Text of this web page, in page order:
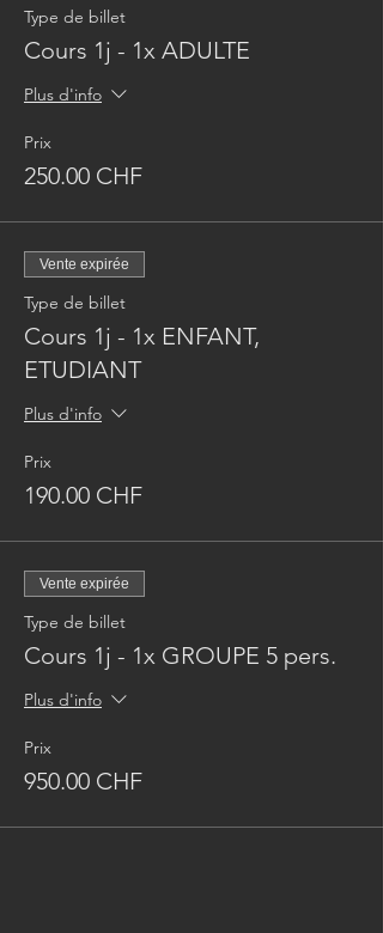
Type de billet
Cours 1j - 1x ADULTE
Plus d'info
Prix
250.00 CHF
Vente expirée
Type de billet
Cours 1j - 1x ENFANT,
ETUDIANT
Plus d'info
Prix
190.00 CHF
Vente expirée
Type de billet
Cours 1j - 1x GROUPE 5 pers.
Plus d'info
Prix
950.00 CHF